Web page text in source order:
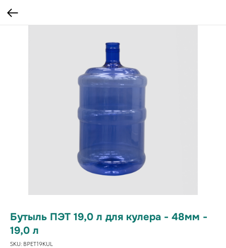
Бутыль ПЭТ 19,0 л для кулера - 48мм -
19,0 л
SKU: BPET19KUL